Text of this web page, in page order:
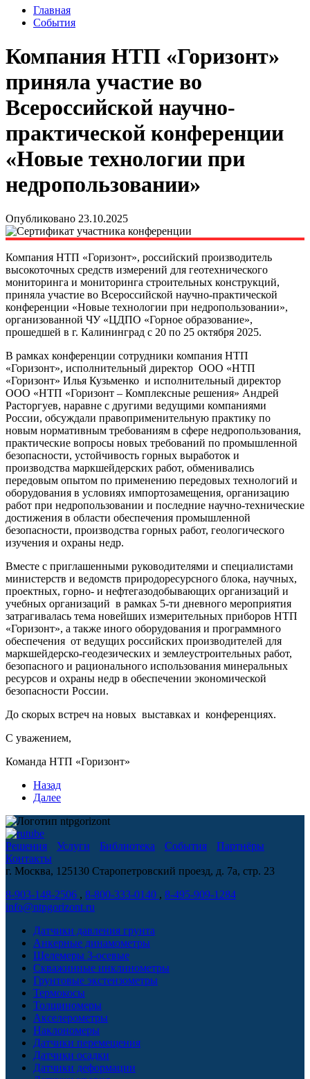
Главная
События
Компания НТП «Горизонт»
приняла участие во
Всероссийской научно-
практической конференции
«Новые технологии при
недропользовании»
Опубликовано 23.10.2025
Компания НТП «Горизонт», российский производитель
высокоточных средств измерений для геотехнического
мониторинга и мониторинга строительных конструкций,
приняла участие во Всероссийской научно-практической
конференции «Новые технологии при недропользовании»,
организованной ЧУ «ЦДПО «Горное образование»,
прошедшей в г. Калининград с 20 по 25 октября 2025.
В рамках конференции сотрудники компания НТП
«Горизонт», исполнительный директор ООО «НТП
«Горизонт» Илья Кузьменко и исполнительный директор
ООО «НТП «Горизонт – Комплексные решения» Андрей
Расторгуев, наравне с другими ведущими компаниями
России, обсуждали правоприменительную практику по
новым нормативным требованиям в сфере недропользования,
практические вопросы новых требований по промышленной
безопасности, устойчивость горных выработок и
производства маркшейдерских работ, обменивались
передовым опытом по применению передовых технологий и
оборудования в условиях импортозамещения, организацию
работ при недропользовании и последние научно-технические
достижения в области обеспечения промышленной
безопасности, производства горных работ, геологического
изучения и охраны недр.
Вместе с приглашенными руководителями и специалистами
министерств и ведомств природоресурсного блока, научных,
проектных, горно- и нефтегазодобывающих организаций и
учебных организаций в рамках 5-ти дневного мероприятия
затрагивалась тема новейших измерительных приборов НТП
«Горизонт», а также иного оборудования и программного
обеспечения от ведущих российских производителей для
маркшейдерско-геодезических и землеустроительных работ,
безопасного и рационального использования минеральных
ресурсов и охраны недр в обеспечении экономической
безопасности России.
До скорых встреч на новых выставках и конференциях.
С уважением,
Команда НТП «Горизонт»
Назад
Далее
Решения Услуги Библиотека События
Партнёры
Контакты
г. Москва, 125130 Старопетровский проезд, д. 7а, стр. 23
8-903-148-2506 , 8-800-333-0140 , 8-495-909-1284
info@ntpgorizont.ru
Датчики давления грунта
Анкерные динамометры
Щелемеры 3-осевые
Скважинные инклинометры
Грунтовые экстензометры
Термокосы
Толщиномеры
Акселерометры
Наклономеры
Датчики перемещения
Датчики осадки
Датчики деформации